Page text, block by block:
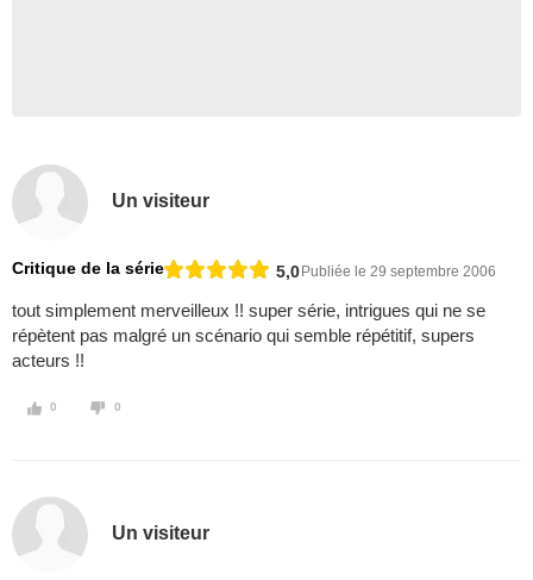
Un visiteur
Critique de la série 5,0 Publiée le 29 septembre 2006
tout simplement merveilleux !! super série, intrigues qui ne se
répètent pas malgré un scénario qui semble répétitif, supers
acteurs !!
0 0
Un visiteur